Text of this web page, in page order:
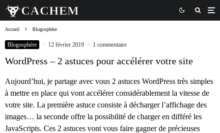
Accueil Blogosphère
Blogosphère · 12 février 2019 · 1 commentaire
WordPress – 2 astuces pour accélérer votre site
Aujourd’hui, je partage avec vous 2 astuces WordPress très simples
à mettre en place qui vont accélérer considérablement la vitesse de
votre site. La première astuce consiste à décharger l’affichage des
images… la seconde offre la possibilité de charger en différé les
JavaScripts. Ces 2 astuces vont vous faire gagner de précieuses